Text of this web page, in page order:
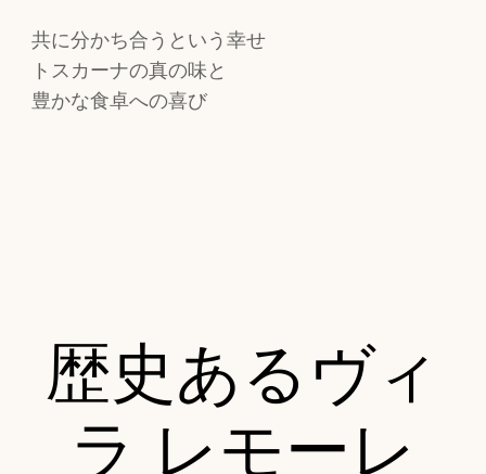
共に分かち合うという幸せ
トスカーナの真の味と
豊かな食卓への喜び
歴史あるヴィ
ラ レモーレ